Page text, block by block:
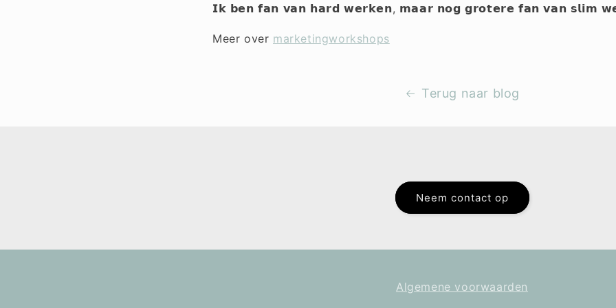
𝗜𝗸 𝗯𝗲𝗻 𝗳𝗮𝗻 𝘃𝗮𝗻 𝗵𝗮𝗿𝗱 𝘄𝗲𝗿𝗸𝗲𝗻, 𝗺𝗮𝗮𝗿 𝗻𝗼𝗴 𝗴𝗿𝗼𝘁𝗲𝗿𝗲 𝗳𝗮𝗻 𝘃𝗮𝗻 𝘀𝗹𝗶𝗺
Meer over marketingworkshops
Terug naar blog
Neem contact op
Algemene voorwaarden